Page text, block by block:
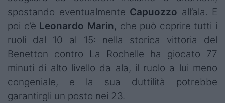
spostando eventualmente Capuozzo all’ala. E
poi c’è Leonardo Marin, che può coprire tutti i
ruoli dal 10 al 15: nella storica vittoria del
Benetton contro La Rochelle ha giocato 77
minuti di alto livello da ala, il ruolo a lui meno
congeniale, e la sua duttilità potrebbe
garantirgli un posto nei 23.